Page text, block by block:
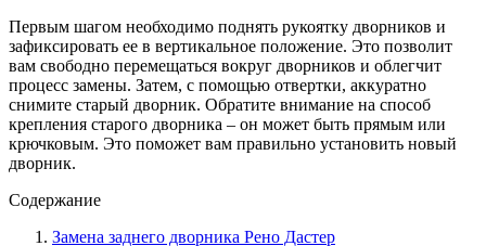
Первым шагом необходимо поднять рукоятку дворников и
зафиксировать ее в вертикальное положение. Это позволит
вам свободно перемещаться вокруг дворников и облегчит
процесс замены. Затем, с помощью отвертки, аккуратно
снимите старый дворник. Обратите внимание на способ
крепления старого дворника – он может быть прямым или
крючковым. Это поможет вам правильно установить новый
дворник.
Содержание
Замена заднего дворника Рено Дастер